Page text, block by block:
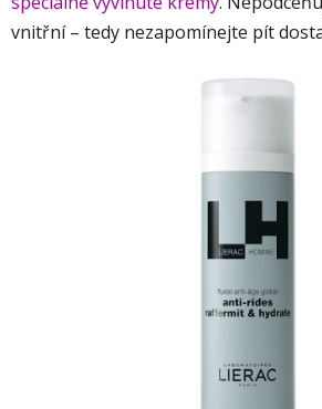
vnitřní – tedy nezapomínejte pít